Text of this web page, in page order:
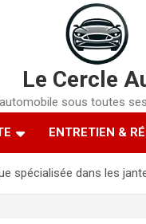
Le Cercle
sous toutes
ENTRETIEN &
spécialisée dans les